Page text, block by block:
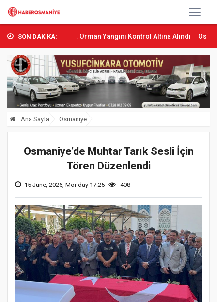
SON DAKİKA:
Sumbas’ta Orman Yangını Kontrol Altına Alındı Osmaniye’de
Ana Sayfa Osmaniye
Osmaniye’de Muhtar Tarık Sesli İçin
Tören Düzenlendi
15 June, 2026, Monday 17:25 408